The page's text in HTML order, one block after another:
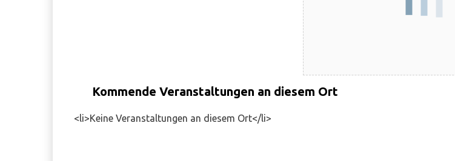
Kommende Veranstaltungen an diesem Ort
<li>Keine Veranstaltungen an diesem Ort</li>